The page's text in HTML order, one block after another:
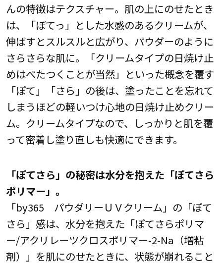
んの特徴はテクスチャー。肌の上にのせたとき
は、「ぽてっ」とした水感のあるクリームが、
伸ばすとスルスルと広がり、パウダーのように
さらさらな肌に。「クリームタイプの日焼け止
めはべたつくことが当然」といった概念を覆す
「ぽて」「さら」の後は、塗ったことを忘れて
しまうほどの軽いつけ心地の日焼け止めクリー
ム。クリームタイプなので、しっかりと肌を覆
って密着し塗り直しも快適にできます。
「ぽてさら」の秘密は水分を抱えた「ぽてさら
ポリマー」。
「by365 パウダリーＵＶクリーム」の「ぽて
さら」感は、水分を抱えた「ぽてさらポリマ
ー/アクリレーツクロスポリマー-2-Na（増粘
剤）」を肌にのせたときに、状態が崩れること